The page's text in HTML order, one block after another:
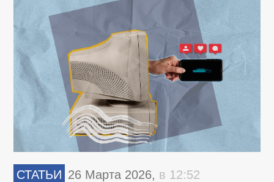
СТАТЬИ 26 Марта 2026, в 12:52